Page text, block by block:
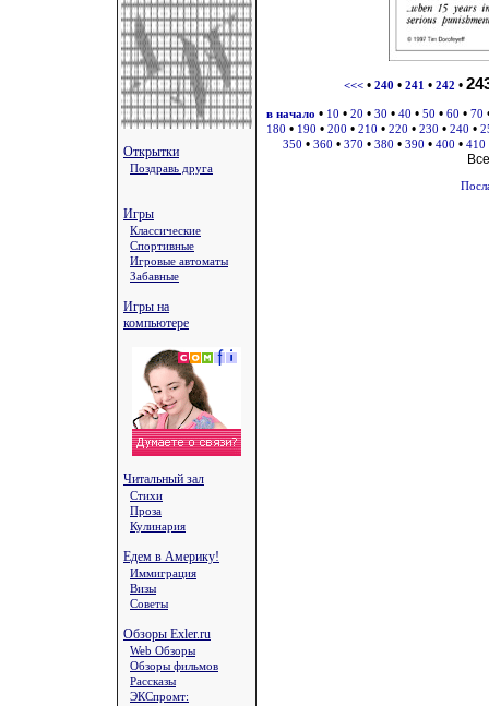
Открытки
Поздравь друга
Игры
Классические
Спортивные
Игровые автоматы
Забавные
Игры на
компьютере
Читальный зал
Стихи
Проза
Кулинария
Едем в Америку!
Иммиграция
Визы
Советы
Обзоры Exler.ru
Web Обзоры
Обзоры фильмов
Рассказы
ЭКСпромт:
<<<• 240 • 241 • 242 •
в начало • 10 • 20 • 30 • 40 • 50 • 60 • 70
180 • 190 • 200 • 210 • 220 • 230 • 240 •
350 • 360 • 370 • 380 • 390 • 400 • 410